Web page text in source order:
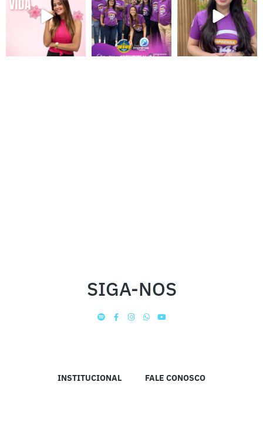
SIGA-NOS
INSTITUCIONAL FALE CONOSCO